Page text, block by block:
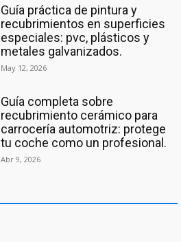
Guía práctica de pintura y
recubrimientos en superficies
especiales: pvc, plásticos y
metales galvanizados.
May 12, 2026
Guía completa sobre
recubrimiento cerámico para
carrocería automotriz: protege
tu coche como un profesional.
Abr 9, 2026